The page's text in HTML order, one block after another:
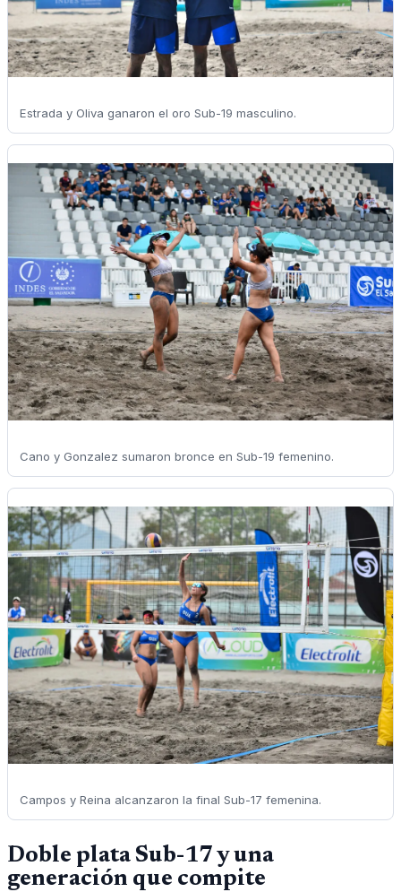
Estrada y Oliva ganaron el oro Sub-19 masculino.
Cano y Gonzalez sumaron bronce en Sub-19 femenino.
Campos y Reina alcanzaron la final Sub-17 femenina.
Doble plata Sub-17 y una
generación que compite